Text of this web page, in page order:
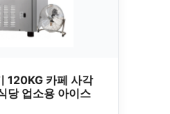
120KG 카페 사각
당 업소용 아이스